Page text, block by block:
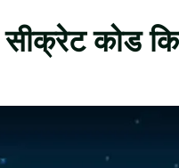
सीक्रेट कोड